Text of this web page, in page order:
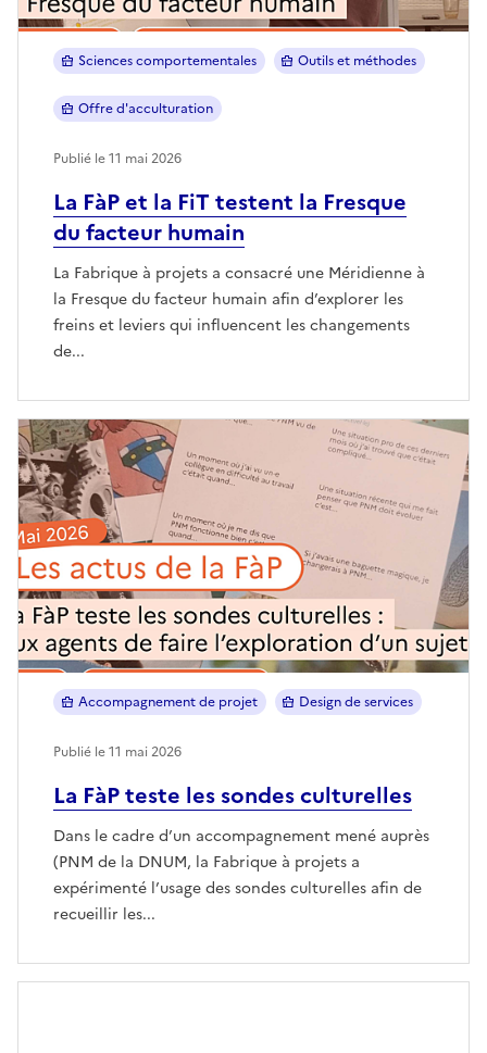
La FàP et la FiT testent la Fresque
du facteur humain
La Fabrique à projets a consacré une Méridienne à
la Fresque du facteur humain afin d’explorer les
freins et leviers qui influencent les changements
de...
Sciences comportementales Outils et méthodes
Offre d'acculturation
Publié le 11 mai 2026
La FàP teste les sondes culturelles
Dans le cadre d’un accompagnement mené auprès
(PNM de la DNUM, la Fabrique à projets a
expérimenté l’usage des sondes culturelles afin de
recueillir les...
Accompagnement de projet Design de services
Publié le 11 mai 2026